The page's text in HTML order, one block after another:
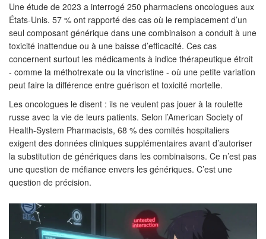
Une étude de 2023 a interrogé 250 pharmaciens oncologues aux
États-Unis. 57 % ont rapporté des cas où le remplacement d’un
seul composant générique dans une combinaison a conduit à une
toxicité inattendue ou à une baisse d’efficacité. Ces cas
concernent surtout les médicaments à indice thérapeutique étroit
- comme la méthotrexate ou la vincristine - où une petite variation
peut faire la différence entre guérison et toxicité mortelle.
Les oncologues le disent : ils ne veulent pas jouer à la roulette
russe avec la vie de leurs patients. Selon l’American Society of
Health-System Pharmacists, 68 % des comités hospitaliers
exigent des données cliniques supplémentaires avant d’autoriser
la substitution de génériques dans les combinaisons. Ce n’est pas
une question de méfiance envers les génériques. C’est une
question de précision.